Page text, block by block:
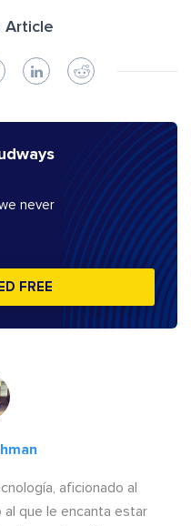
Article
never
FREE
aficionado al
que le encanta estar